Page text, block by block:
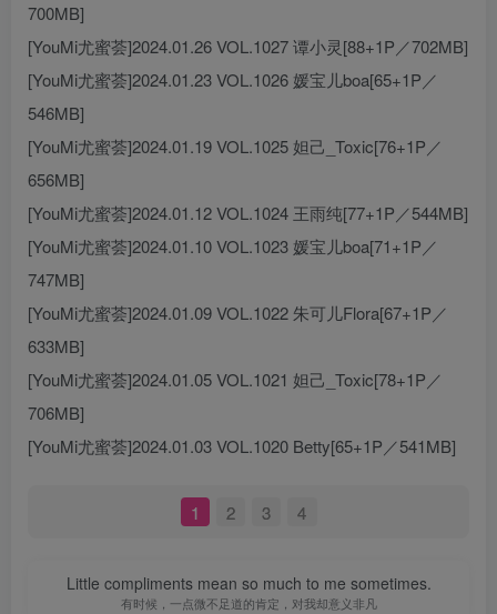
700MB]
[YouMi尤蜜荟]2024.01.26 VOL.1027 谭小灵[88+1P／702MB]
[YouMi尤蜜荟]2024.01.23 VOL.1026 媛宝儿boa[65+1P／
546MB]
[YouMi尤蜜荟]2024.01.19 VOL.1025 妲己_Toxic[76+1P／
656MB]
[YouMi尤蜜荟]2024.01.12 VOL.1024 王雨纯[77+1P／544MB]
[YouMi尤蜜荟]2024.01.10 VOL.1023 媛宝儿boa[71+1P／
747MB]
[YouMi尤蜜荟]2024.01.09 VOL.1022 朱可儿Flora[67+1P／
633MB]
[YouMi尤蜜荟]2024.01.05 VOL.1021 妲己_Toxic[78+1P／
706MB]
[YouMi尤蜜荟]2024.01.03 VOL.1020 Betty[65+1P／541MB]
1 2 3 4
Little compliments mean so much to me sometimes.
有时候，一点微不足道的肯定，对我却意义非凡